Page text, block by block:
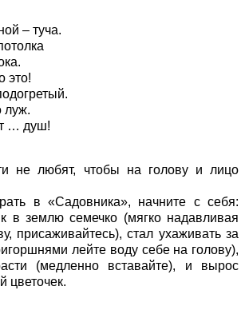
– туча.
это!
луж.
… душ!
не любят, чтобы на голову и лицо
в «Садовника», начните с себя:
в землю семечко (мягко надавливая
присаживайтесь), стал ухаживать за
лейте воду себе на голову),
(медленно вставайте), и вырос
цветочек.